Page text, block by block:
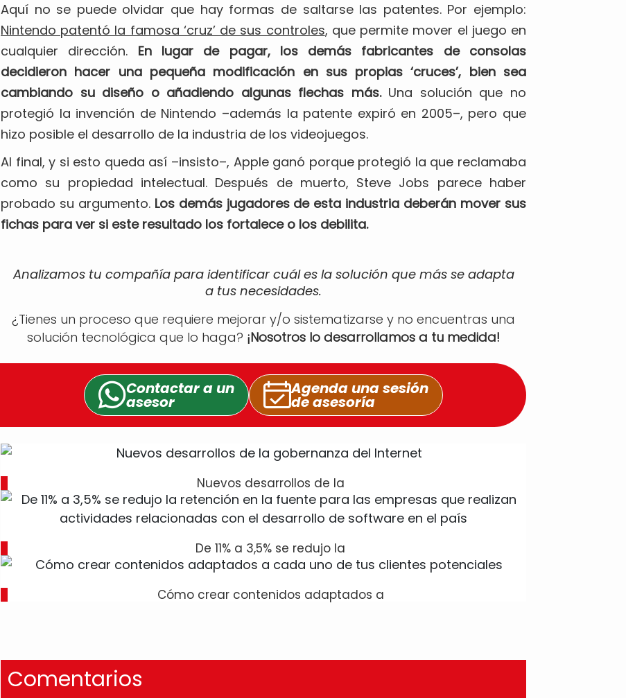
Aquí no se puede olvidar que hay formas de saltarse las patentes. Por ejemplo:
Nintendo patentó la famosa ‘cruz’ de sus controles, que permite mover el juego en
cualquier dirección. En lugar de pagar, los demás fabricantes de consolas
decidieron hacer una pequeña modificación en sus propias ‘cruces’, bien sea
cambiando su diseño o añadiendo algunas flechas más.Una solución que no
protegió la invención de Nintendo –además la patente expiró en 2005–, pero que
hizo posible el desarrollo de la industria de los videojuegos.
Al final, y si esto queda así –insisto–, Apple ganó porque protegió la que reclamaba
como su propiedad intelectual. Después de muerto, Steve Jobs parece haber
probado su argumento. Los demás jugadores de esta industria deberán mover sus
fichas para ver si este resultado los fortalece o los debilita.
Analizamos tu compañía para identificar cuál es la solución que más se adapta
a tus necesidades.
¿Tienes un proceso que requiere mejorar y/o sistematizarse y no encuentras una
solución tecnológica que lo haga? ¡Nosotros lo desarrollamos a tu medida!
Contactar a un
asesor
Agenda una sesión
de asesoría
Nuevos desarrollos de la
De 11% a 3,5% se redujo la
Cómo crear contenidos adaptados a
Comentarios